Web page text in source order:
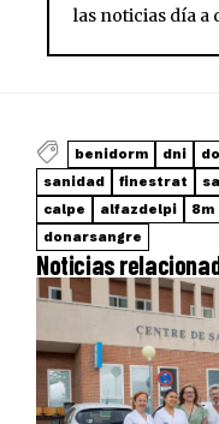
las noticias día
benidorm dni
sanidad
finestrat
calpe
alfazdelpi 8m
donarsangre
Noticias